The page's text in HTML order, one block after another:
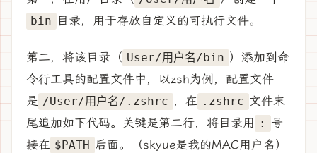
bin 目录，用于存放自定义的可执行文件。
第二，将该目录（ User/用户名/bin ）添加到命
令行工具的配置文件中，以zsh为例，配置文件
是 /User/用户名/.zshrc ，在 .zshrc 文件末
尾追加如下代码。关键是第二行，将目录用 :
号
接在 $PATH 后面。（skyue是我的MAC用户名）